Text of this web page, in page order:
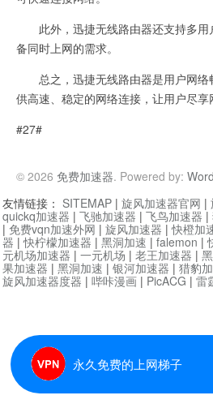
此外，迅捷无线路由器还支持多用
备同时上网的需求。
总之，迅捷无线路由器是用户网络
供高速、稳定的网络连接，让用户尽享
#27#
© 2026 免费加速器. Powered by:
永久免费的上网梯子
友情链接： SITEMAP | 旋风加速器官网 |
quickq加速器 | 飞驰加速器 | 飞鸟加速器 |
| 免费vqn加速外网 | 旋风加速器 |快橙加
器 |快柠檬加速器 | 黑洞加速 | falemon |
元机场加速器 | 一元机场 | 老王加速器 |
果加速器 | 黑洞加速 | 银河加速器 | 猎豹
旋风加速器度器 | 哔咔漫画 | PicACG | 雷